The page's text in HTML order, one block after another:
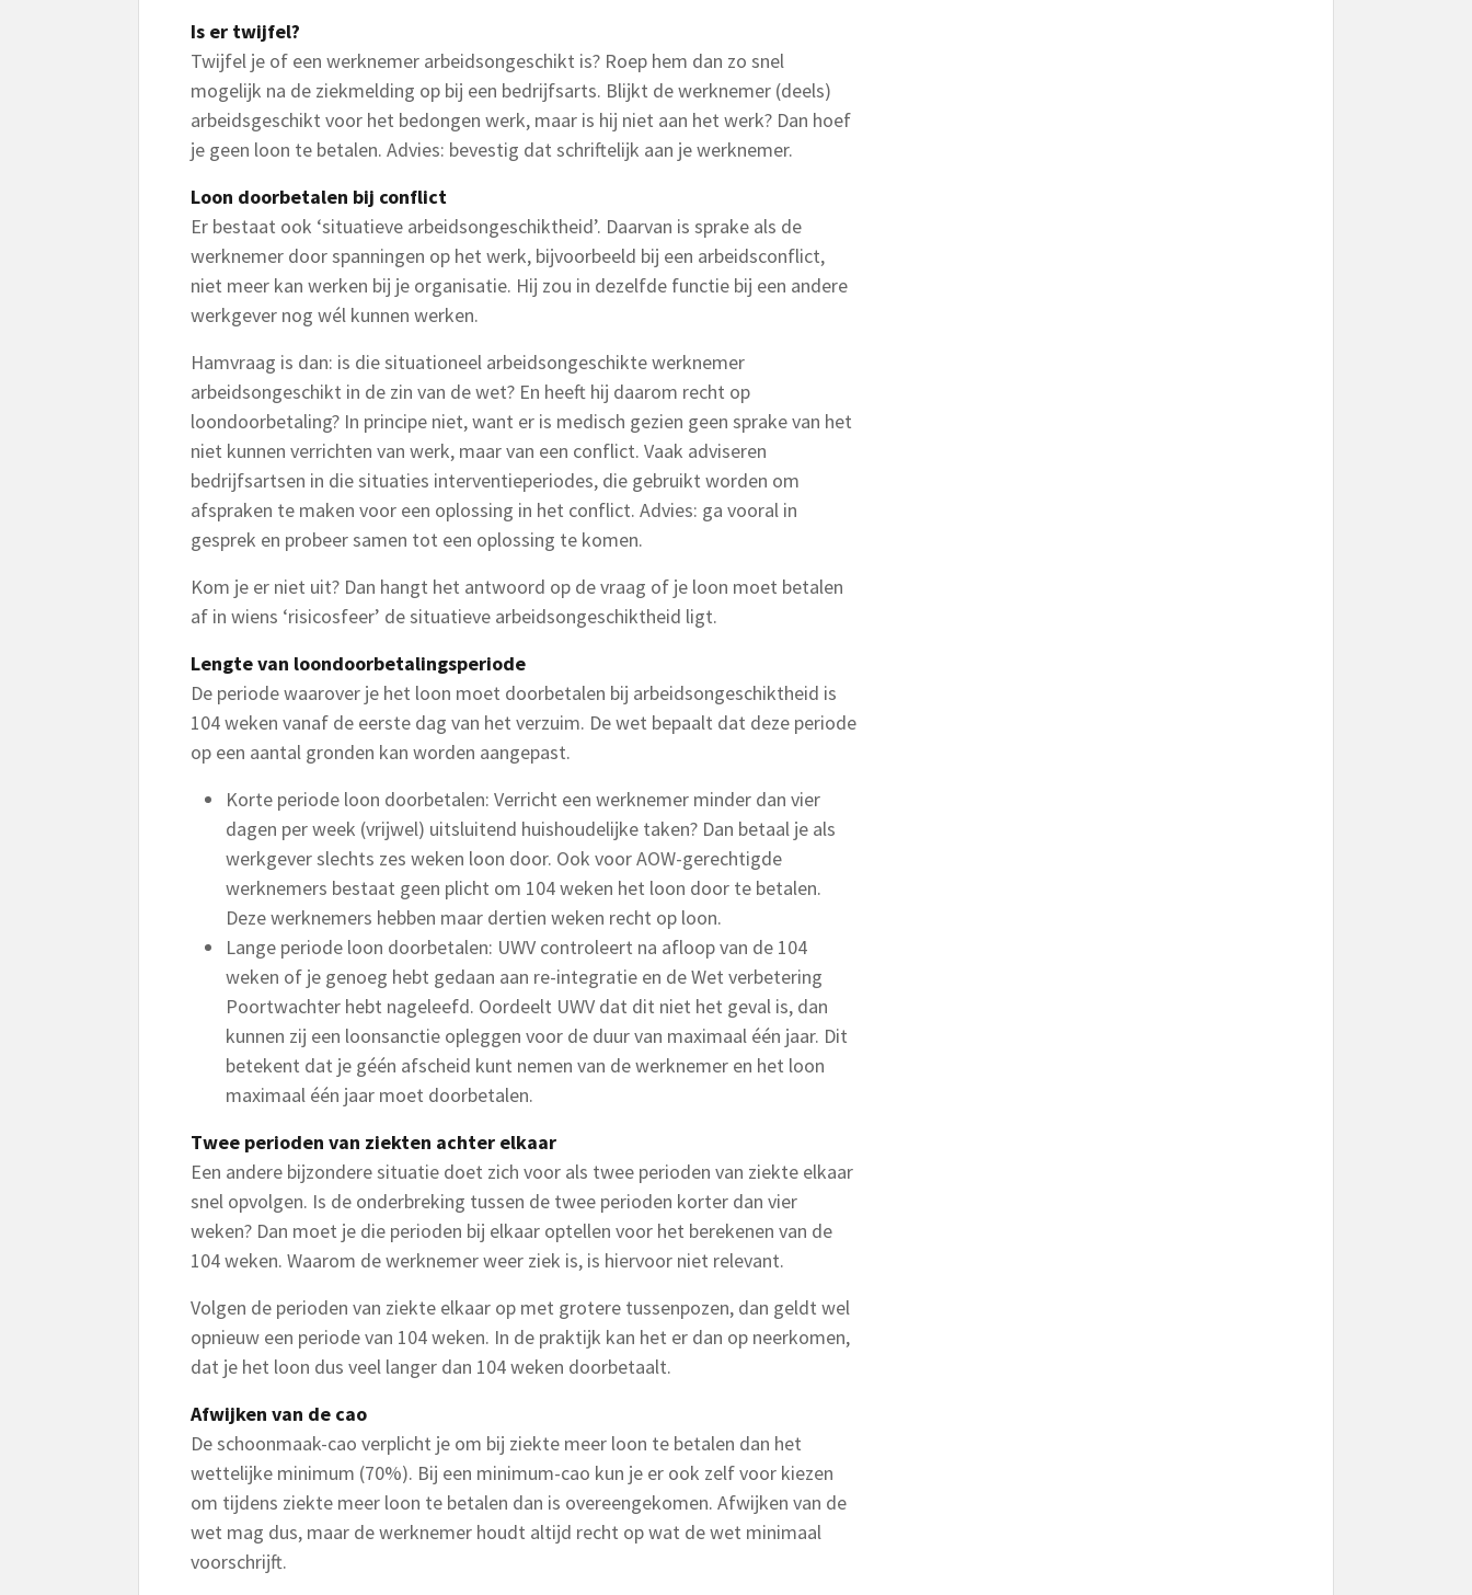
Is er twijfel?
Twijfel je of een werknemer arbeidsongeschikt is? Roep hem dan zo snel
mogelijk na de ziekmelding op bij een bedrijfsarts. Blijkt de werknemer (deels)
arbeidsgeschikt voor het bedongen werk, maar is hij niet aan het werk? Dan hoef
je geen loon te betalen. Advies: bevestig dat schriftelijk aan je werknemer.
Loon doorbetalen bij conflict
Er bestaat ook ‘situatieve arbeidsongeschiktheid’. Daarvan is sprake als de
werknemer door spanningen op het werk, bijvoorbeeld bij een arbeidsconflict,
niet meer kan werken bij je organisatie. Hij zou in dezelfde functie bij een andere
werkgever nog wél kunnen werken.
Hamvraag is dan: is die situationeel arbeidsongeschikte werknemer
arbeidsongeschikt in de zin van de wet? En heeft hij daarom recht op
loondoorbetaling? In principe niet, want er is medisch gezien geen sprake van het
niet kunnen verrichten van werk, maar van een conflict. Vaak adviseren
bedrijfsartsen in die situaties interventieperiodes, die gebruikt worden om
afspraken te maken voor een oplossing in het conflict. Advies: ga vooral in
gesprek en probeer samen tot een oplossing te komen.
Kom je er niet uit? Dan hangt het antwoord op de vraag of je loon moet betalen
af in wiens ‘risicosfeer’ de situatieve arbeidsongeschiktheid ligt.
Lengte van loondoorbetalingsperiode
De periode waarover je het loon moet doorbetalen bij arbeidsongeschiktheid is
104 weken vanaf de eerste dag van het verzuim. De wet bepaalt dat deze periode
op een aantal gronden kan worden aangepast.
Korte periode loon doorbetalen: Verricht een werknemer minder dan vier
dagen per week (vrijwel) uitsluitend huishoudelijke taken? Dan betaal je als
werkgever slechts zes weken loon door. Ook voor AOW-gerechtigde
werknemers bestaat geen plicht om 104 weken het loon door te betalen.
Deze werknemers hebben maar dertien weken recht op loon.
Lange periode loon doorbetalen: UWV controleert na afloop van de 104
weken of je genoeg hebt gedaan aan re-integratie en de Wet verbetering
Poortwachter hebt nageleefd. Oordeelt UWV dat dit niet het geval is, dan
kunnen zij een loonsanctie opleggen voor de duur van maximaal één jaar. Dit
betekent dat je géén afscheid kunt nemen van de werknemer en het loon
maximaal één jaar moet doorbetalen.
Twee perioden van ziekten achter elkaar
Een andere bijzondere situatie doet zich voor als twee perioden van ziekte elkaar
snel opvolgen. Is de onderbreking tussen de twee perioden korter dan vier
weken? Dan moet je die perioden bij elkaar optellen voor het berekenen van de
104 weken. Waarom de werknemer weer ziek is, is hiervoor niet relevant.
Volgen de perioden van ziekte elkaar op met grotere tussenpozen, dan geldt wel
opnieuw een periode van 104 weken. In de praktijk kan het er dan op neerkomen,
dat je het loon dus veel langer dan 104 weken doorbetaalt.
Afwijken van de cao
De schoonmaak-cao verplicht je om bij ziekte meer loon te betalen dan het
wettelijke minimum (70%). Bij een minimum-cao kun je er ook zelf voor kiezen
om tijdens ziekte meer loon te betalen dan is overeengekomen. Afwijken van de
wet mag dus, maar de werknemer houdt altijd recht op wat de wet minimaal
voorschrijft.